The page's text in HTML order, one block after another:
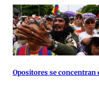
Opositores se concentran